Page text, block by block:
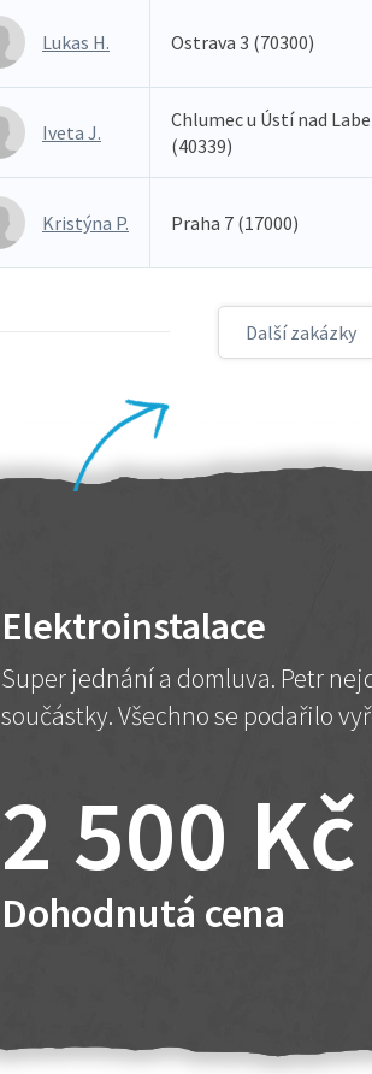
Lukas H. Ostrava 3 (70300)
Iveta J.
Chlumec u Ústí nad
(40339)
Kristýna P. Praha 7 (17000)
Další zakázky
Elektroinstalace
Super jednání a domluva. Petr
součástky. Všechno se podařilo
2 500 Kč
Dohodnutá cena